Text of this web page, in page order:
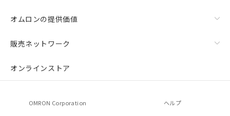
オムロンの提供価値
販売ネットワーク
オンラインストア
OMRON Corporation ヘルプ